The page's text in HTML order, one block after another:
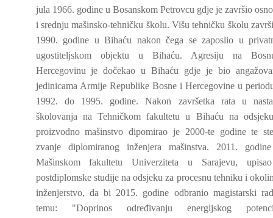
jula 1966. godine u Bosanskom Petrovcu gdje je završio
i srednju mašinsko-tehničku školu. Višu tehničku školu
1990. godine u Bihaću nakon čega se zaposlio u
ugostiteljskom objektu u Bihaću. Agresiju na
Hercegovinu je dočekao u Bihaću gdje je bio
jedinicama Armije Republike Bosne i Hercegovine u
1992. do 1995. godine. Nakon završetka rata u
školovanja na Tehničkom fakultetu u Bihaću na
proizvodno mašinstvo dipomirao je 2000-te godine te
zvanje diplomiranog inženjera mašinstva. 2011.
Mašinskom fakultetu Univerziteta u Sarajevu,
postdiplomske studije na odsjeku za procesnu tehniku i
inženjerstvo, da bi 2015. godine odbranio magistarski
temu: "Doprinos određivanju energijskog